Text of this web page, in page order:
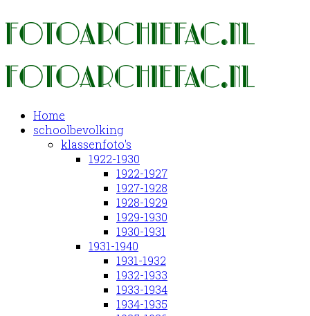
Home
schoolbevolking
klassenfoto's
1922-1930
1922-1927
1927-1928
1928-1929
1929-1930
1930-1931
1931-1940
1931-1932
1932-1933
1933-1934
1934-1935